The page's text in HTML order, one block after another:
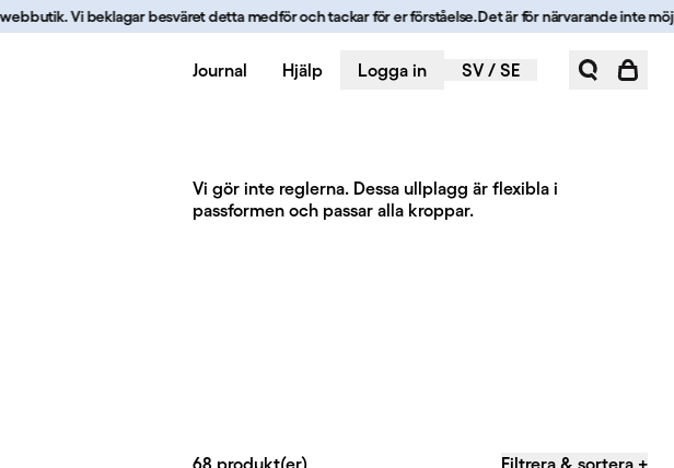
Vi beklagar besväret detta medför och tackar för er förståelse.Det är för närvarande inte möjligt
Journal Hjälp Logga in SV / SE
Vi gör inte reglerna. Dessa ullplagg är flexibla i
passformen och passar alla kroppar.
68 produkt(er) Filtrera & sortera +